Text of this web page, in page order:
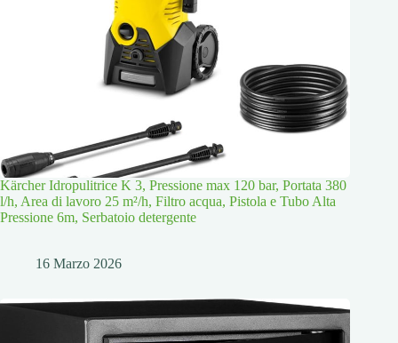
Kärcher Idropulitrice K 3, Pressione max 120 bar, Portata 380
l/h, Area di lavoro 25 m²/h, Filtro acqua, Pistola e Tubo Alta
Pressione 6m, Serbatoio detergente
16 Marzo 2026